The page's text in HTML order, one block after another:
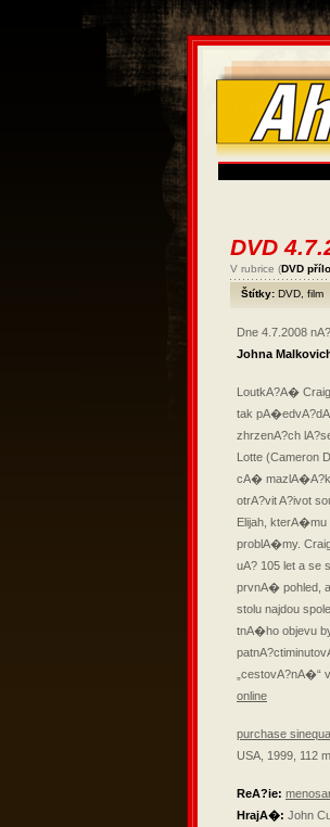
DVD
V rubrice (DVD
Štítky: DVD film
Dne 4.7.2008
Johna
LoutkA?A�
tak
zhrzenA?ch
Lotte (Cameron
cA�
otrA?vit A?ivot
Elijah,
problA�my.
uA? 105 let a se
prvnA� pohled,
stolu najdou
tnA�ho objevu
online
purchase
USA, 1999, 112
ReA?ie:
HrajA�: John